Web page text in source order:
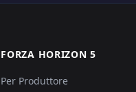
FORZA HORIZON 5
Per Produttore